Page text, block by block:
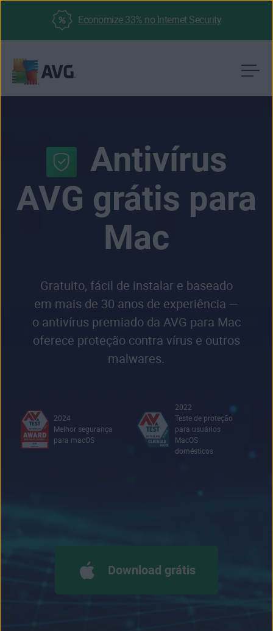
Economize 33% no Internet Security
Antivírus
AVG grátis para
Mac
Gratuito, fácil de instalar e baseado
em mais de 30 anos de experiência —
o antivírus premiado da AVG para Mac
oferece proteção contra vírus e outros
malwares.
2024
Melhor segurança
para macOS
2022
Teste de proteção
para usuários
MacOS
domésticos
Download grátis